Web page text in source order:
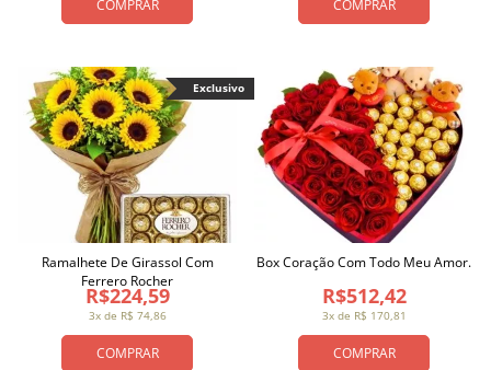
COMPRAR COMPRAR
COMPRAR
3x de R$ 74,86
R$224,59
Ramalhete De Girassol Com
Ferrero Rocher
Exclusivo
COMPRAR
3x de R$ 170,81
R$512,42
Box Coração Com Todo Meu Amor.